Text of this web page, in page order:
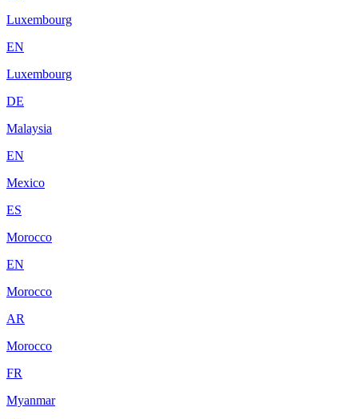
Luxembourg
EN
Luxembourg
DE
Malaysia
EN
Mexico
ES
Morocco
EN
Morocco
AR
Morocco
FR
Myanmar